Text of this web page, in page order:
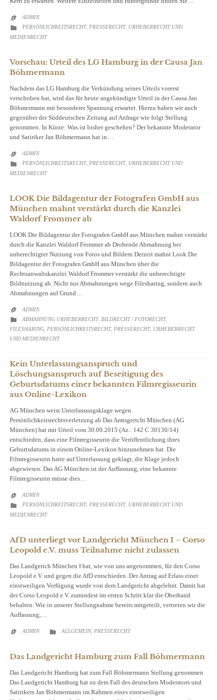
 ADMIN
 CATEGORY
PERSÖNLICHKEITSRECHT, PRESSERECHT, URHEBERRECHT UND
MEDIENRECHT
Vorschau: Urteil des LG Hamburg in der Causa Jan
Böhmermann
Nachdem das LG Hamburg die Verkündung seines Urteils vorerst
verschoben hat, wird das für heute angekündigte Urteil in der Causa Jan
Böhmermann mit besonderer Spannung erwartet. Hierzu haben wir auch
gegenüber der Süddeutschen Zeitung auf Anfrage wie folgt Stellung
genommen. In Kürze: Was ist bisher geschehen? Der bekannte Moderator
und Satiriker Jan Böhmermann hat in…
 ADMIN
 CATEGORY
PERSÖNLICHKEITSRECHT, PRESSERECHT, URHEBERRECHT UND
MEDIENRECHT
LOOK Die Bildagentur der Fotografen GmbH aus
München mahnt verstärkt durch die Kanzlei
Waldorf Frommer ab
LOOK Die Bildagentur der Fotografen GmbH aus München mahnt verstärkt
durch die Kanzlei Waldorf Frommer ab Drohende Abmahnung bei
unberechtigter Nutzung von Fotos und Bildern Derzeit mahnt Look Die
Bildagentur der Fotografen GmbH aus München über die
Rechtsanwaltskanzlei Waldorf Frommer verstärkt die unberechtigte
Bildnutzung ab. Nicht nur Abmahnungen wege Filesharing, sondern auch
Abmahnungen auf Grund…
 ADMIN
 CATEGORY
ABMAHNUNG URHEBERRECHT, BILDRECHT / FOTORECHT,
FILESHARING, PERSÖNLICHKEITSRECHT, PRESSERECHT, URHEBERRECHT
UND MEDIENRECHT
Kein Unterlassungsanspruch und
Löschungsanspruch auf Beseitigung des
Geburtsdatums einer bekannten Filmregisseurin
aus Online-Lexikon
AG München weist Unterlassungsklage wegen
Persönlichkeitsrechtsverletzung ab Das Amtsgericht München (AG
München) hat mit Urteil vom 30.09.2015 (Az.: 142 C 30130/14)
entschieden, dass eine Filmregisseurin die Veröffentlichung ihres
Geburtsdatums in einem Online-Lexikon hinzunehmen hat. Die
Filmregisseurin hatte auf Unterlassung geklagt, die Klage jedoch
abgewiesen. Das AG München ist der Auffassung, eine bekannte
Filmregisseurin müsse dies…
 ADMIN
 CATEGORY
PERSÖNLICHKEITSRECHT, PRESSERECHT, URHEBERRECHT UND
MEDIENRECHT
AfD unterliegt vor Landgericht München I – Corso
Leopold e.V. muss Teilnahme nicht zulassen
Das Landgerich München I hat, wie von uns angenommen, für den Corso
Leopold e.V. und gegen die AfD entschieden. Der Antrag auf Erlass einer
einstweiligen Verfügung wurde von dem Landgericht abgelehnt. Damit hat
der Corso Leopold e.V. zumindest im ersten Schritt klar die Oberhand
behalten. Wie in unserer Stellungnahme bereits mitgeteilt, vertreten wir die
Auffassung,…
 ADMIN  CATEGORY
ALLGEMEIN, PRESSERECHT
Das Landgericht Hamburg zum Fall Böhmermann
Das Landgericht Hamburg hat zum Fall Böhmermann Stellung genommen
Das Landgericht Hamburg hat zu dem Fall des deutschen Moderators und
Satirikers Jan Böhmermann im Rahmen eines einstweiligen